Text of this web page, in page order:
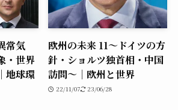
常気
・世界
地球環
欧州の未来 11〜ドイツの方
針・ショルツ独首相・中国
訪問〜｜欧州と世界
22/11/07 23/06/28